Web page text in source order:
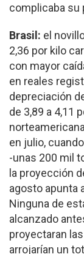
complicaba su
Brasil: el
2,36 por kilo
con mayor
en reales
depreciación
de 3,89 a 4,11
en julio,
-unas 200 mil
la proyección
agosto apunta
Ninguna de
alcanzado
proyectaran
arrojarían un